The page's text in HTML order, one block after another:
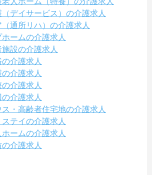
デイサービス）の介護求人
通所リハ）の介護求人
ームの介護求人
設の介護求人
介護求人
介護求人
介護求人
介護求人
・高齢者住宅地の介護求人
テイの介護求人
ームの介護求人
介護求人